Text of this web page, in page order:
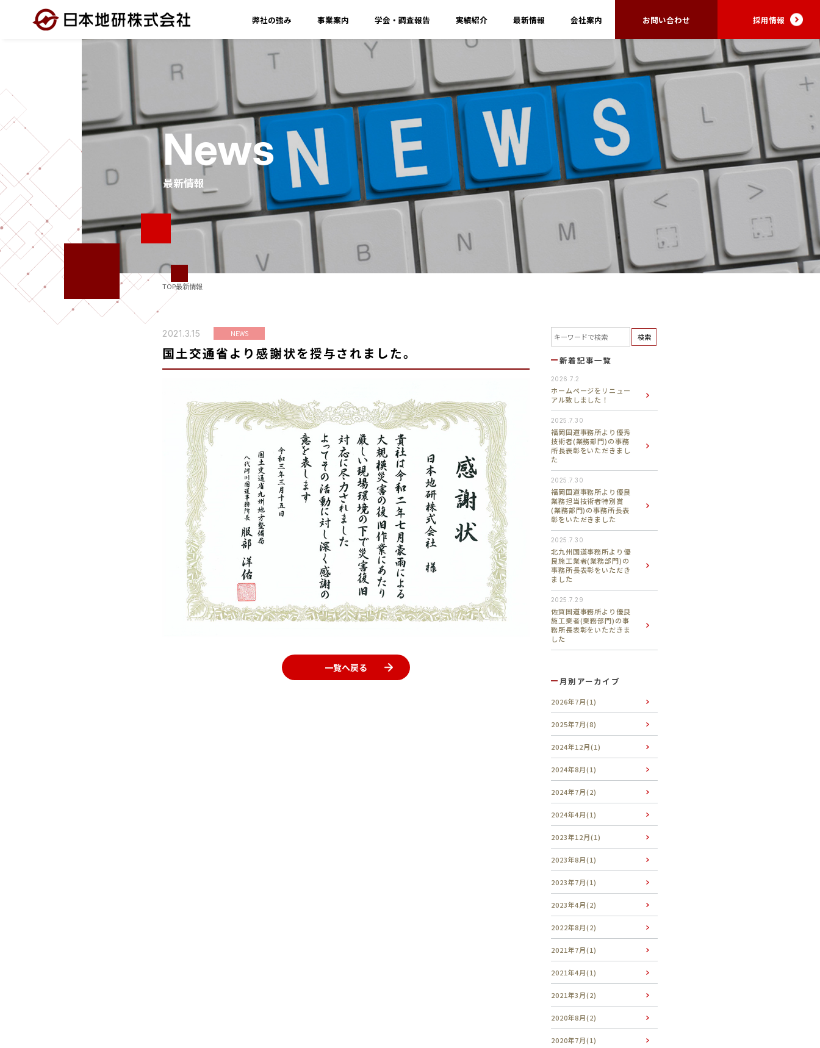
弊社の強み 事業案内 学会・調査報告 実績紹介 最新情報 会社案内 お問い合わせ 採用情報
News
最新情報
TOP最新情報
2021.3.15 NEWS
国土交通省より感謝状を授与されました。
一覧へ戻る
検索
新着記事一覧
2026.7.2
ホームページをリニュー
アル致しました！
2025.7.30
福岡国道事務所より優秀
技術者(業務部門)の事務
所長表彰をいただきまし
た
2025.7.30
福岡国道事務所より優良
業務担当技術者特別賞
(業務部門)の事務所長表
彰をいただきました
2025.7.30
北九州国道事務所より優
良施工業者(業務部門)の
事務所長表彰をいただき
ました
2025.7.29
佐賀国道事務所より優良
施工業者(業務部門)の事
務所長表彰をいただきま
した
月別アーカイブ
2026年7月(1)
2025年7月(8)
2024年12月(1)
2024年8月(1)
2024年7月(2)
2024年4月(1)
2023年12月(1)
2023年8月(1)
2023年7月(1)
2023年4月(2)
2022年8月(2)
2021年7月(1)
2021年4月(1)
2021年3月(2)
2020年8月(2)
2020年7月(1)